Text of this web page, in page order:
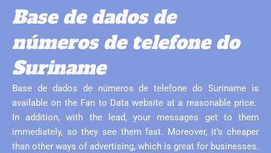
Base de dados de
números de telefone do
Suriname
Base de dados de números de telefone do Suriname is
available on the Fan to Data website at a reasonable price.
In addition, with the lead, your messages get to them
immediately, so they see them fast. Moreover, it’s cheaper
than other ways of advertising, which is great for businesses.